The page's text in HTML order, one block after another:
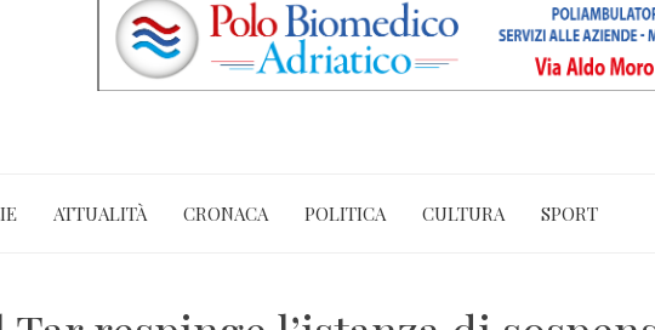
ATTUALITÀ CRONACA POLITICA CULTURA SPORT